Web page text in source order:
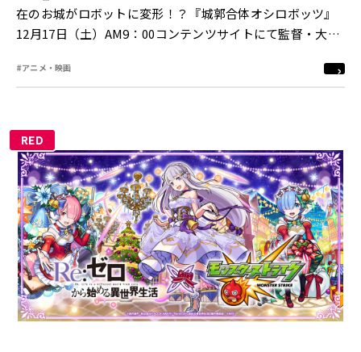
在のお城がロボットに変形！？『城郭合体オシロボッツ』
12月17日（土）AM9：00コンテンツサイトにて監督・大張
#アニメ・映画
RED